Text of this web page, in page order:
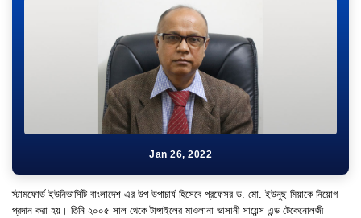
Jan 26, 2022
স্টামফোর্ড ইউনিভার্সিটি বাংলাদেশ-এর উপ-উপাচার্য হিসেবে প্রফেসর ড. মো. ইউনুছ মিয়াকে নিয়োগ
প্রদান করা হয়। তিনি ২০০৫ সাল থেকে টাঙ্গাইলের মাওলানা ভাসানী সায়েন্স এন্ড টেকেনোলজী